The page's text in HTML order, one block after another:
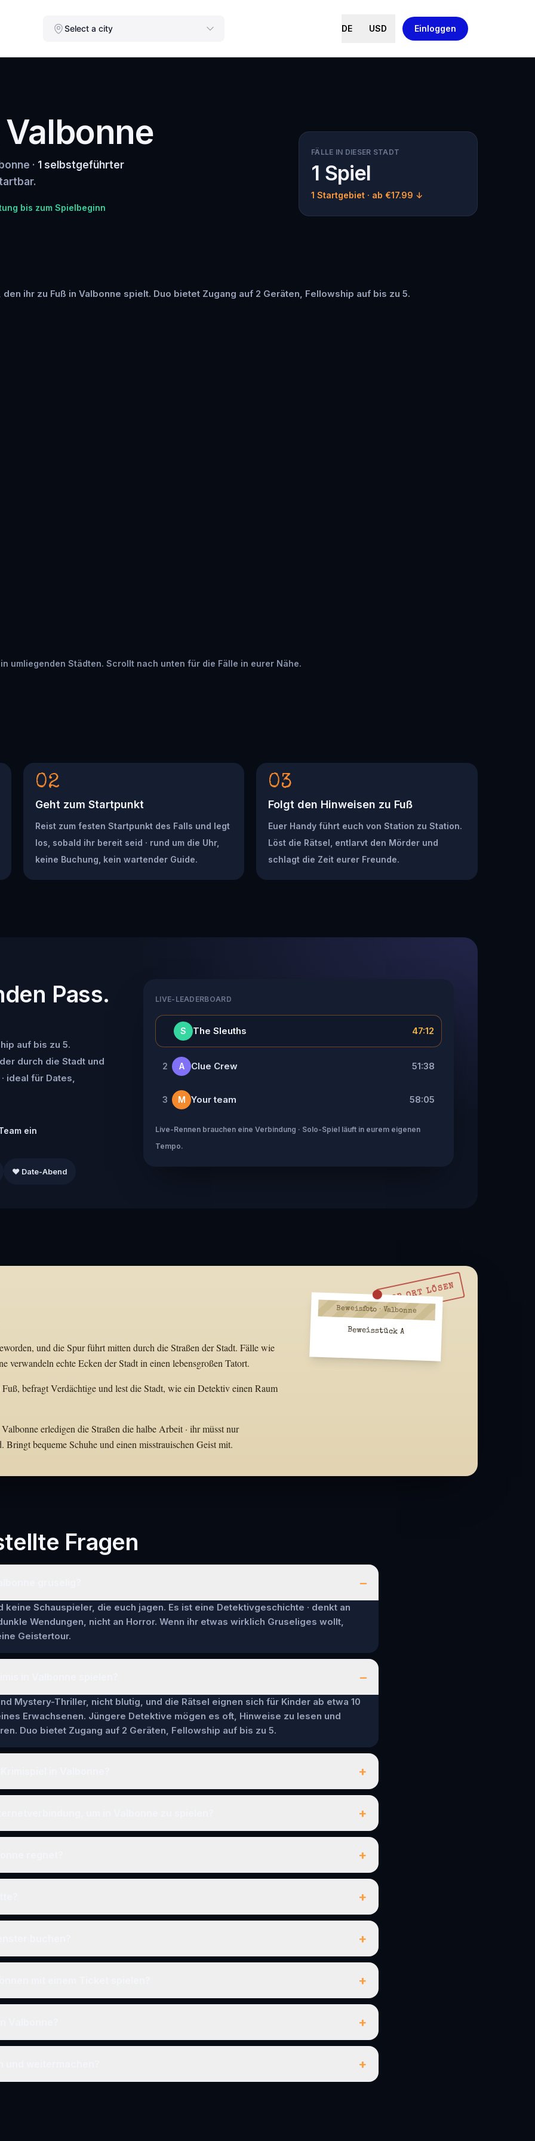
Select a city DE USD Einloggen
· 1 selbstgeführter
bis zum Spielbeginn
FÄLLE IN DIESER STADT
1 Spiel
1 Startgebiet · ab €17.99 ↓
ihr zu Fuß in Valbonne spielt. Duo bietet Zugang auf 2 Geräten, Fellowship auf bis zu 5.
umliegenden Städten. Scrollt nach unten für die Fälle in eurer Nähe.
02
Geht zum Startpunkt
Reist zum festen Startpunkt des Falls und legt
los, sobald ihr bereit seid · rund um die Uhr,
keine Buchung, kein wartender Guide.
03
Folgt den Hinweisen zu Fuß
Euer Handy führt euch von Station zu Station.
Löst die Rätsel, entlarvt den Mörder und
schlagt die Zeit eurer Freunde.
Pass.
auf bis zu 5.
durch die Stadt und
ideal für Dates,
ein
❤️ Date-Abend
LIVE-LEADERBOARD
S The Sleuths 47:12
2 A Clue Crew 51:38
3 M Your team 58:05
Live-Rennen brauchen eine Verbindung · Solo-Spiel läuft in eurem eigenen
Tempo.
VOR ORT LÖSEN
und die Spur führt mitten durch die Straßen der Stadt. Fälle wie
echte Ecken der Stadt in einen lebensgroßen Tatort.
befragt Verdächtige und lest die Stadt, wie ein Detektiv einen Raum
erledigen die Straßen die halbe Arbeit · ihr müsst nur
Bringt bequeme Schuhe und einen misstrauischen Geist mit.
Beweisfoto · Valbonne
Beweisstück A
Fragen
–
keine Schauspieler, die euch jagen. Es ist eine Detektivgeschichte · denkt an
Wendungen, nicht an Horror. Wenn ihr etwas wirklich Gruseliges wollt,
Geistertour.
–
Mystery-Thriller, nicht blutig, und die Rätsel eignen sich für Kinder ab etwa 10
Erwachsenen. Jüngere Detektive mögen es oft, Hinweise zu lesen und
Duo bietet Zugang auf 2 Geräten, Fellowship auf bis zu 5.
+
+
+
+
+
+
+
+